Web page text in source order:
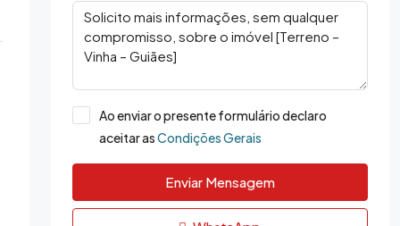
Ao enviar o presente formulário declaro
aceitar asCondições Gerais
Enviar Mensagem